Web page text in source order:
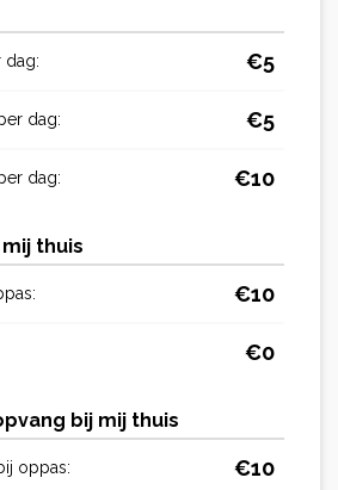
dag: €5
dag: €5
dag: €10
thuis
€10
€0
bij mij thuis
oppas: €10